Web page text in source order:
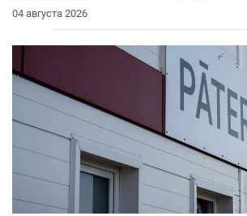
04 августа 2026